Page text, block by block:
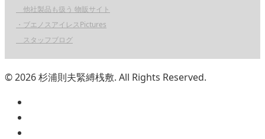
他社製品も扱う 物販サイト
・ブエノスアイレスPictures
スタッフブログ
© 2026 杉浦則夫緊縛桟敷. All Rights Reserved.